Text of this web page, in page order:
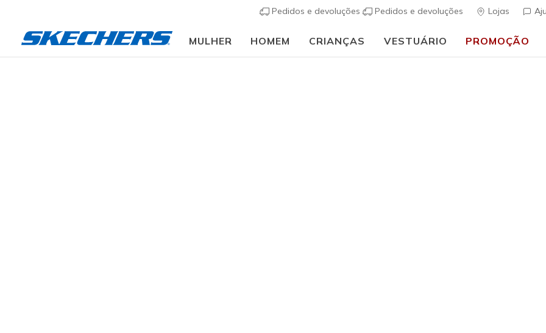
Pedidos e devoluções Pedidos e devoluções Lojas
MULHER HOMEM CRIANÇAS VESTUÁRIO PROMOÇÃO